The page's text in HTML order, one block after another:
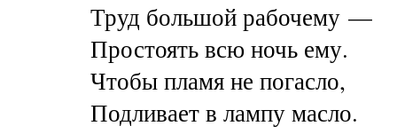
Труд большой рабочему —
Простоять всю ночь ему.
Чтобы пламя не погасло,
Подливает в лампу масло.